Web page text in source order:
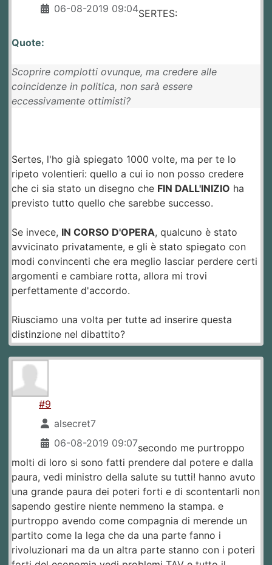
06-08-2019 09:04SERTES:
Quote:
Scoprire complotti ovunque, ma credere alle
coincidenze in politica, non sarà essere
eccessivamente ottimisti?
Sertes, l'ho già spiegato 1000 volte, ma per te lo
ripeto volentieri: quello a cui io non posso credere
che ci sia stato un disegno che FIN DALL'INIZIO ha
previsto tutto quello che sarebbe successo.
Se invece, IN CORSO D'OPERA, qualcuno è stato
avvicinato privatamente, e gli è stato spiegato con
modi convincenti che era meglio lasciar perdere certi
argomenti e cambiare rotta, allora mi trovi
perfettamente d'accordo.
Riusciamo una volta per tutte ad inserire questa
distinzione nel dibattito?
#9
alsecret7
06-08-2019 09:07secondo me purtroppo
molti di loro si sono fatti prendere dal potere e dalla
paura, vedi ministro della salute su tutti! hanno avuto
una grande paura dei poteri forti e di scontentarli non
sapendo gestire niente nemmeno la stampa. e
purtroppo avendo come compagnia di merende un
partito come la lega che da una parte fanno i
rivoluzionari ma da un altra parte stanno con i poteri